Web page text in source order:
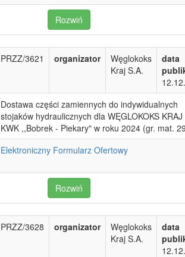
Rozwiń
PRZZ/3621 organizator
Węglokoks
Kraj S.A.
data
Dostawa części zamiennych do indywidualnych
stojaków hydraulicznych dla WĘGLOKOKS KRAJ
KWK ,,Bobrek - Piekary" w roku 2024 (gr. mat.
Elektroniczny Formularz Ofertowy
Rozwiń
PRZZ/3628 organizator
Węglokoks
Kraj S.A.
data